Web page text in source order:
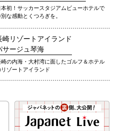
本初！サッカースタジアムビューホテルで
な感動とくつろぎを。
崎リゾートアイランド
サージュ琴海
崎の内海・大村湾に面したゴルフ＆ホテル
リゾートアイランド